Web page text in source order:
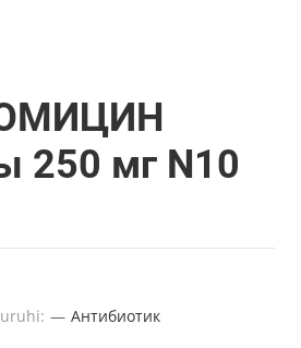
250 мг N10
— Антибиотик